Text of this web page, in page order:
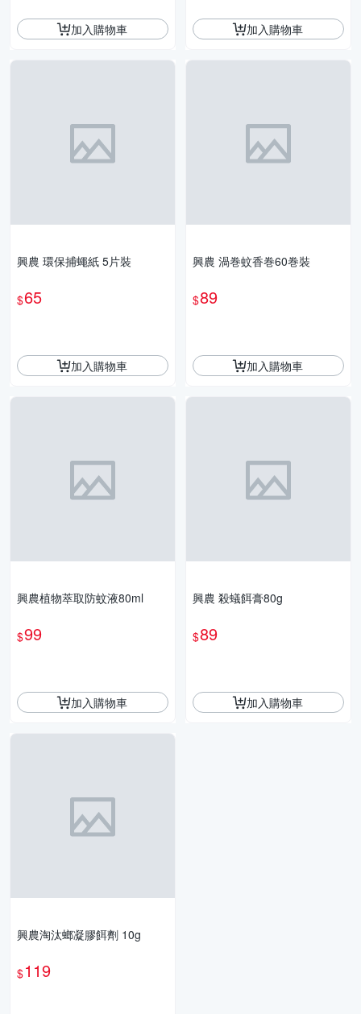
加入購物車 加入購物車
興農 環保捕蠅紙 5片裝
$65
加入購物車
興農 渦巻蚊香巻60巻裝
$89
加入購物車
興農植物萃取防蚊液80ml
$99
加入購物車
興農 殺蟻餌膏80g
$89
加入購物車
興農淘汰螂凝膠餌劑 10g
$119